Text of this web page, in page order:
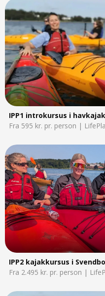
IPP1 introkursus i havkajak
Fra 595 kr. pr. person |
IPP2 kajakkursus i
Fra 2.495 kr. pr. person |